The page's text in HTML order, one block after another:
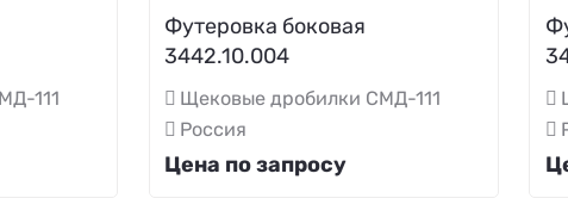
111
Футеровка боковая
3442.10.004
Щековые дробилки СМД-111
Россия
Цена по запросу